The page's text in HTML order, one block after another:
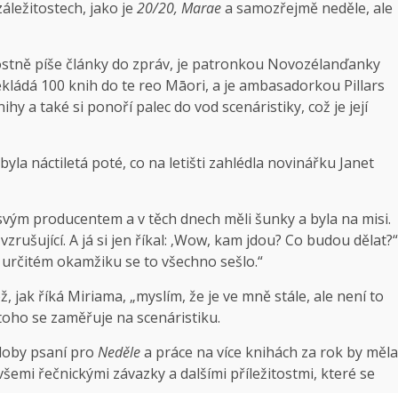
jako je 20/20, Maraea samozřejmě neděle, ale
píše články do zpráv, je patronkou Novozélanďanky
100 knih do te reo Māori, a je ambasadorkou Pillars
a také si ponoří palec do vod scenáristiky, což je její
náctiletá poté, co na letišti zahlédla novinářku Janet
producentem a v těch dnech měli šunky a byla na misi.
A já si jen říkal: ‚Wow, kam jdou? Co budou dělat?“
okamžiku se to všechno sešlo.“
jak říká Miriama, „myslím, že je ve mně stále, ale není to
se zaměřuje na scenáristiku.
psaní pro Nedělea práce na více knihách za rok by měla
řečnickými závazky a dalšími příležitostmi, které se